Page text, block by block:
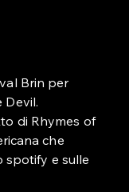
Brin per
Devil.
di Rhymes of
che
spotify e sulle